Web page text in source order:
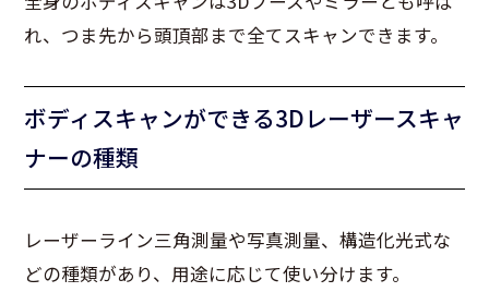
れ、つま先から頭頂部まで全てスキャンできます。
ボディスキャンができる3Dレーザースキャ
ナーの種類
レーザーライン三角測量や写真測量、構造化光式な
どの種類があり、用途に応じて使い分けます。